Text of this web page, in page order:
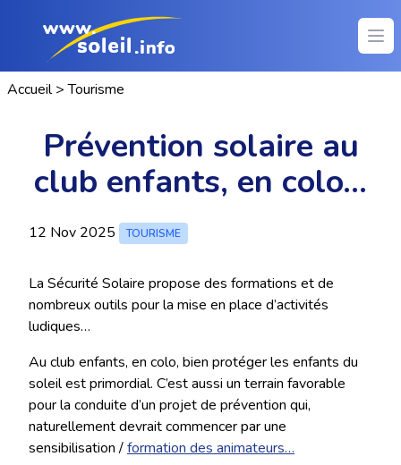
Accueil >Tourisme
Prévention solaire au
club enfants, en colo…
12 Nov 2025 TOURISME
La Sécurité Solaire propose des formations et de
nombreux outils pour la mise en place d’activités
ludiques…
Au club enfants, en colo, bien protéger les enfants du
soleil est primordial. C’est aussi un terrain favorable
pour la conduite d’un projet de prévention qui,
naturellement devrait commencer par une
sensibilisation /formation des animateurs…